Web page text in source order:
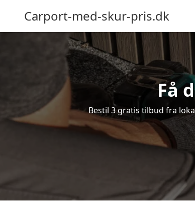
Carport-med-skur-pris.dk
Få
Bestil 3 gratis tilbud fra